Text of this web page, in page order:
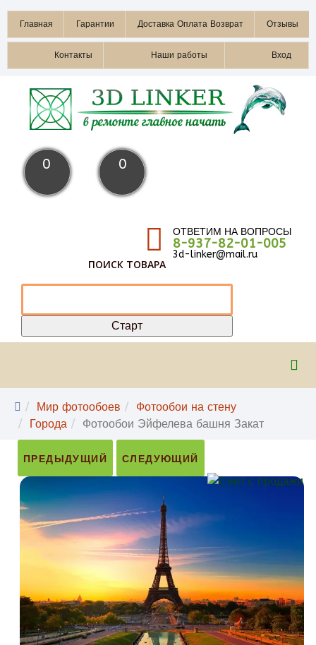
Главная Гарантии Доставка Оплата Возврат Отзывы
Контакты Наши работы Вход
0 0
ОТВЕТИМ НА ВОПРОСЫ
8-937-82-01-005
3d-linker@mail.ru
ПОИСК ТОВАРА
Мир фотообоев
Фотообои на стену
Города
Фотообои Эйфелева башня Закат
ПРЕДЫДУЩИЙ СЛЕДУЮЩИЙ